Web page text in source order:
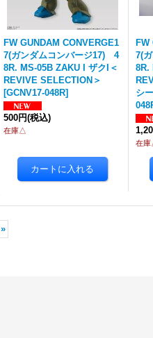
FW GUNDAM CONVERGE1
7(ガンダムコンバージ17) 4
8R. MS-05B ZAKU I ザクI＜
REVIVE SELECTION＞
[GCNV17-048R]
500円(税込)
在庫△
FW
7(
8R.
シ
在
»